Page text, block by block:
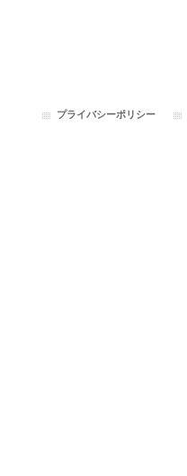
プライバシーポリシー